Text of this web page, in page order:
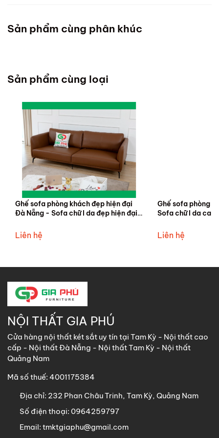
Sản phẩm cùng phân khúc
Sản phẩm cùng loại
Ghế sofa phòng khách đẹp hiện đại
Đà Nẵng - Sofa chữ I da đẹp hiện đại
Liên hệ
Ghế sofa phòng
Sofa chữ I da
Liên hệ
NỘI THẤT GIA PHÚ
Cửa hàng nội thất két sắt uy tín tại Tam Kỳ - Nội thất cao
cấp - Nội thất Đà Nẵng - Nội thất Tam Kỳ - Nội thất
Quảng Nam
Mã số thuế: 4001175384
Địa chỉ: 232 Phan Châu Trinh, Tam Kỳ, Quảng Nam
Số điện thoại: 0964259797
Email: tmktgiaphu@gmail.com